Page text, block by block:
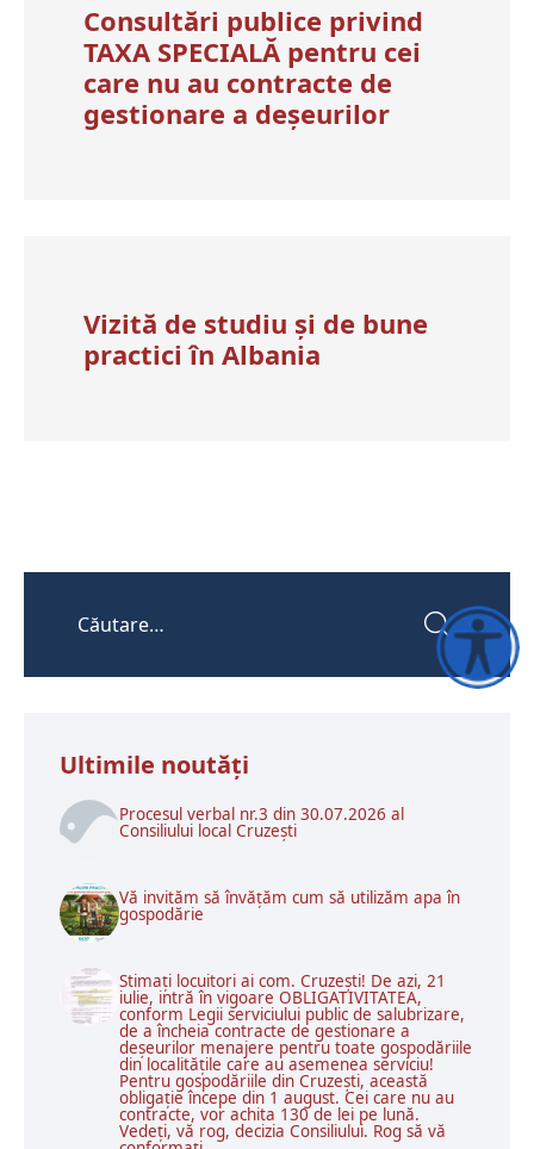
Consultări publice privind
TAXA SPECIALĂ pentru cei
care nu au contracte de
gestionare a deșeurilor
Vizită de studiu și de bune
practici în Albania
Ultimile noutăţi
Procesul verbal nr.3 din 30.07.2026 al
Consiliului local Cruzești
Vă invităm să învățăm cum să utilizăm apa în
gospodărie
Stimați locuitori ai com. Cruzești! De azi, 21
iulie, intră în vigoare OBLIGATIVITATEA,
conform Legii serviciului public de salubrizare,
de a încheia contracte de gestionare a
deșeurilor menajere pentru toate gospodăriile
din localitățile care au asemenea serviciu!
Pentru gospodăriile din Cruzești, această
obligație începe din 1 august. Cei care nu au
contracte, vor achita 130 de lei pe lună.
Vedeți, vă rog, decizia Consiliului. Rog să vă